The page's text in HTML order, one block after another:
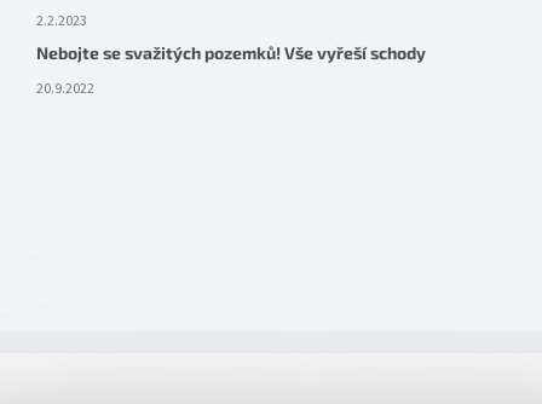
2.2.2023
Nebojte se svažitých pozemků! Vše vyřeší schody
20.9.2022